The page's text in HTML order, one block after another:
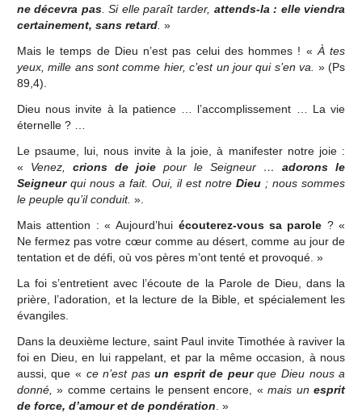
ne décevra pas. Si elle paraît tarder, attends-la : elle viendra
certainement, sans retard. »
Mais le temps de Dieu n’est pas celui des hommes ! « À tes
yeux, mille ans sont comme hier, c’est un jour qui s’en va. » (Ps
89,4).
Dieu nous invite à la patience … l’accomplissement … La vie
éternelle ? …
Le psaume, lui, nous invite à la joie, à manifester notre joie :
« Venez, crions de joiepour le Seigneur …adorons le
Seigneurqui nous a fait. Oui, il est notreDieu ; nous sommes
le peuple qu’il conduit. ».
Mais attention : « Aujourd’hui écouterez-vous sa parole ? «
Ne fermez pas votre cœur comme au désert, comme au jour de
tentation et de défi, où vos pères m’ont tenté et provoqué. »
La foi s’entretient avec l’écoute de la Parole de Dieu, dans la
prière, l’adoration, et la lecture de la Bible, et spécialement les
évangiles.
Dans la deuxième lecture, saint Paul invite Timothée à raviver la
foi en Dieu, en lui rappelant, et par la même occasion, à nous
aussi, que « ce n’est pasun esprit de peurque Dieu nous a
donné, » comme certains le pensent encore, «mais unesprit
de force, d’amour et de pondération . »